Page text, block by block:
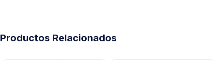
Productos Relacionados